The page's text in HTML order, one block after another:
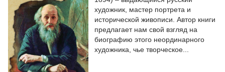
художник, мастер портрета и
исторической живописи. Автор книги
предлагает нам свой взгляд на
биографию этого неординарного
художника, чье творческое...